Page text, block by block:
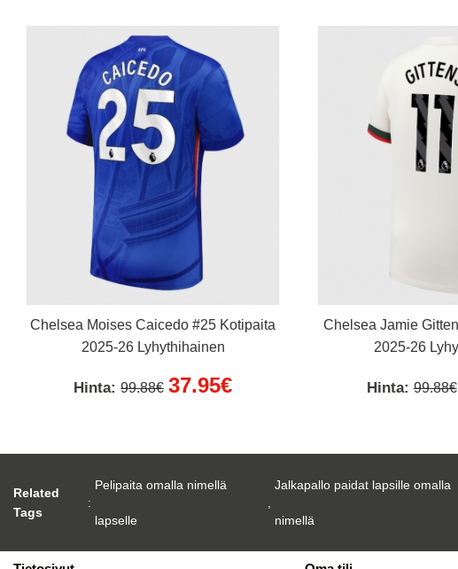
Chelsea Moises Caicedo #25 Kotipaita
2025-26 Lyhythihainen
Hinta:99.88€ 37.95€
Chelsea Jamie
2025-26
Hinta:99.88€
Related
Tags
:
Pelipaita omalla nimellä
lapselle
,
Jalkapallo paidat lapsille omalla
nimellä